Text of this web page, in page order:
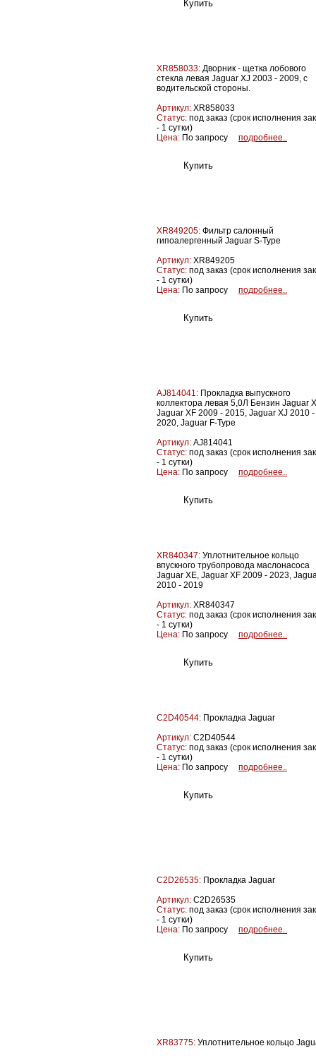
XR858033: Дворник - щетка лобового
стекла левая Jaguar XJ 2003 - 2009, с
водительской стороны.
Артикул: XR858033
Статус: под заказ (срок исполнения
- 1 сутки)
Цена: По запросу подробнее..
XR849205: Фильтр салонный
гипоалергенный Jaguar S-Type
Артикул: XR849205
Статус: под заказ (срок исполнения
- 1 сутки)
Цена: По запросу подробнее..
AJ814041: Прокладка выпускного
коллектора левая 5,0Л Бензин Jaguar
Jaguar XF 2009 - 2015, Jaguar XJ 2010 -
2020, Jaguar F-Type
Артикул: AJ814041
Статус: под заказ (срок исполнения
- 1 сутки)
Цена: По запросу подробнее..
XR840347: Уплотнительное кольцо
впускного трубопровода маслонасоса
Jaguar XE, Jaguar XF 2009 - 2023,
2010 - 2019
Артикул: XR840347
Статус: под заказ (срок исполнения
- 1 сутки)
Цена: По запросу подробнее..
C2D40544: Прокладка Jaguar
Артикул: C2D40544
Статус: под заказ (срок исполнения
- 1 сутки)
Цена: По запросу подробнее..
C2D26535: Прокладка Jaguar
Артикул: C2D26535
Статус: под заказ (срок исполнения
- 1 сутки)
Цена: По запросу подробнее..
XR83775: Уплотнительное кольцо